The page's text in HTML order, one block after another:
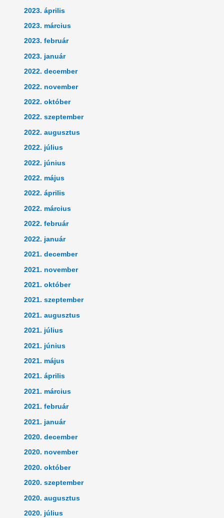
2023. április
2023. március
2023. február
2023. január
2022. december
2022. november
2022. október
2022. szeptember
2022. augusztus
2022. július
2022. június
2022. május
2022. április
2022. március
2022. február
2022. január
2021. december
2021. november
2021. október
2021. szeptember
2021. augusztus
2021. július
2021. június
2021. május
2021. április
2021. március
2021. február
2021. január
2020. december
2020. november
2020. október
2020. szeptember
2020. augusztus
2020. július